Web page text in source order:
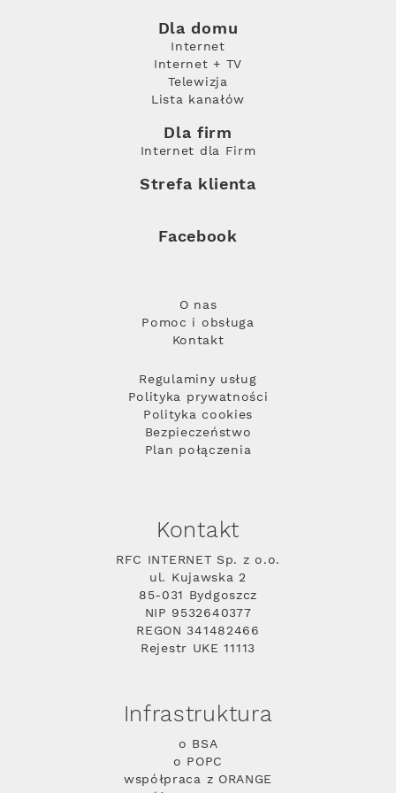
Dla domu
Internet
Internet + TV
Telewizja
Lista kanałów
Dla firm
Internet dla Firm
Strefa klienta
Facebook
O nas
Pomoc i obsługa
Kontakt
Regulaminy usług
Polityka prywatności
Polityka cookies
Bezpieczeństwo
Plan połączenia
Kontakt
RFC INTERNET Sp. z o.o.
ul. Kujawska 2
85-031 Bydgoszcz
NIP 9532640377
REGON 341482466
Rejestr UKE 11113
Infrastruktura
o BSA
o POPC
współpraca z ORANGE